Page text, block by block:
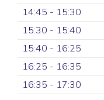
14:45 - 15:30
15:30 - 15:40
15:40 - 16:25
16:25 - 16:35
16:35 - 17:30